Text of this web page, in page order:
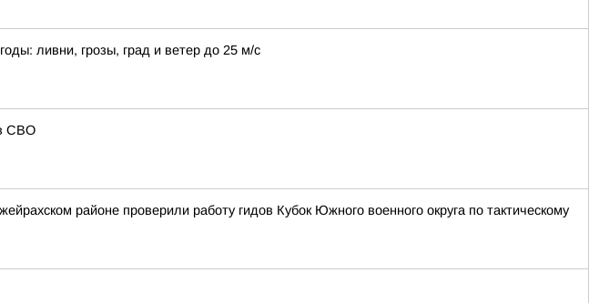
ливни, грозы, град и ветер до 25 м/с
СВО
районе проверили работу гидов Кубок Южного военного округа по тактическому